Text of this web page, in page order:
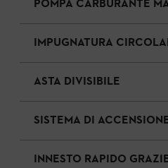
POMPA CARBURANTE
IMPUGNATURA
ASTA DIVISIBILE
SISTEMA DI
INNESTO RAPIDO